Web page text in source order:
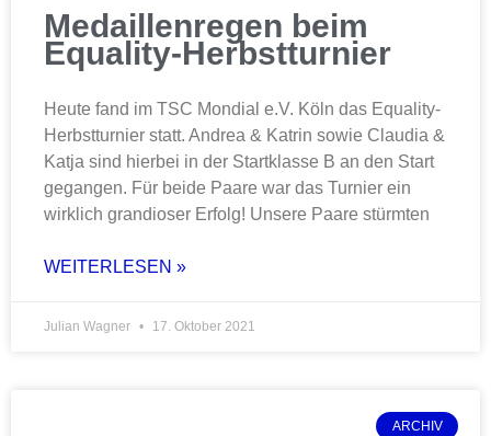
Medaillenregen beim
Equality-Herbstturnier
Heute fand im TSC Mondial e.V. Köln das Equality-
Herbstturnier statt. Andrea & Katrin sowie Claudia &
Katja sind hierbei in der Startklasse B an den Start
gegangen. Für beide Paare war das Turnier ein
wirklich grandioser Erfolg! Unsere Paare stürmten
WEITERLESEN »
Julian Wagner 17. Oktober 2021
ARCHIV